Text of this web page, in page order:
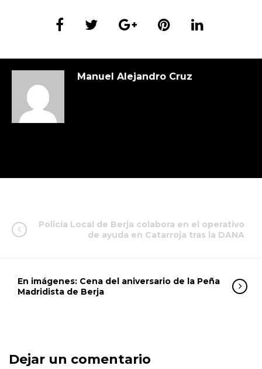
Manuel Alejandro Cruz
Policía Local de Berja colabora en el operativo
de ayuda en Catarroja tras la DANA
En imágenes: Cena del aniversario de la Peña
Madridista de Berja
Dejar un comentario